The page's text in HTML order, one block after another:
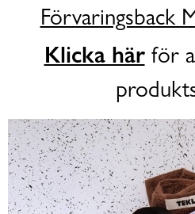
Förvaringsback
Klicka härför